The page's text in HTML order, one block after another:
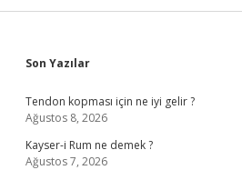
Sidebar
Son Yazılar
Tendon kopması için ne iyi gelir ?
Ağustos 8, 2026
Kayser-i Rum ne demek ?
Ağustos 7, 2026